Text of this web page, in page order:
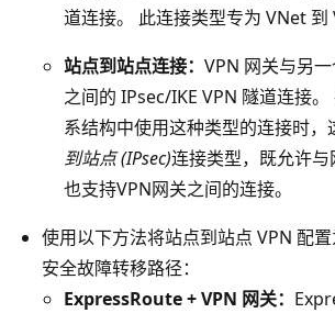
道连接。 此连接类型专为 VNet 到
站点到站点连接： VPN 网关与另
之间的 IPsec/IKE VPN 隧道连接
系结构中使用这种类型的连接时，
到站点 (IPsec)连接类型，既允许与
也支持VPN网关之间的连接。
使用以下方法将站点到站点 VPN 配置
安全故障转移路径：
ExpressRoute + VPN 网关：